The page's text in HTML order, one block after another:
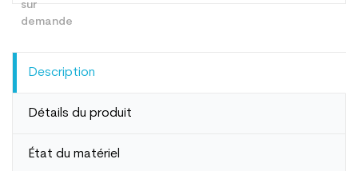
Description
Détails du produit
État du matériel